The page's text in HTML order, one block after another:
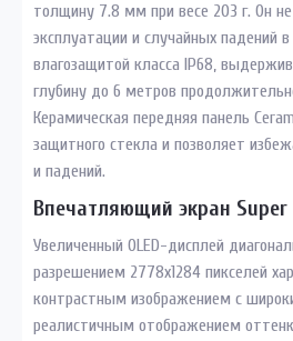
толщину 7.8 мм при весе 203 г. Он не
эксплуатации и случайных падений
влагозащитой класса IP68,
глубину до 6 метров
Керамическая передняя панель
защитного стекла и позволяет
и падений.
Впечатляющий экран Super
Увеличенный OLED-дисплей
разрешением 2778х1284 пикселей
контрастным изображением с
реалистичным отображением